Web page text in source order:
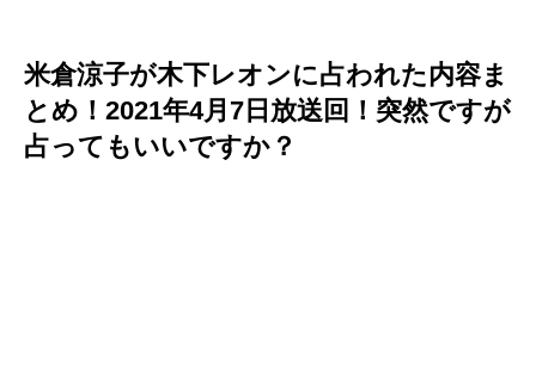
米倉涼子が木下レオンに占われた内容ま
とめ！2021年4月7日放送回！突然ですが
占ってもいいですか？